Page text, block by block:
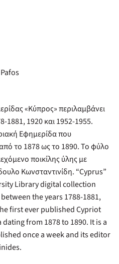
«Κύπρος» περιλαμβάνει
1881, 1920 και 1952-1955.
Εφημερίδα που
το 1878 ως το 1890. Το φύλο
ποικίλης ύλης με
Κωνσταντινίδη. “Cyprus”
Library digital collection
the years 1788-1881,
first ever published Cypriot
from 1878 to 1890. It is a
once a week and its editor